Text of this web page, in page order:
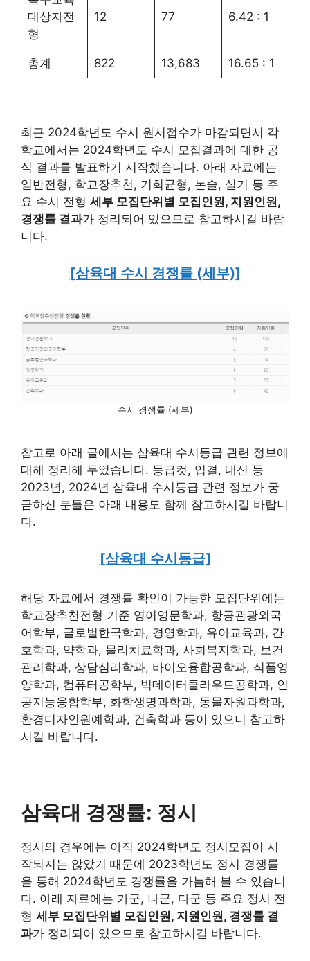
대상자전
형
12 77 6.42 : 1
총계 822 13,683 16.65 : 1
최근 2024학년도 수시 원서접수가 마감되면서 각
학교에서는 2024학년도 수시 모집결과에 대한 공
식 결과를 발표하기 시작했습니다. 아래 자료에는
일반전형, 학교장추천, 기회균형, 논술, 실기 등 주
요 수시 전형 세부 모집단위별 모집인원, 지원인원,
경쟁률 결과가 정리되어 있으므로 참고하시길 바랍
니다.
[삼육대 수시 경쟁률 (세부)]
수시 경쟁률 (세부)
참고로 아래 글에서는 삼육대 수시등급 관련 정보에
대해 정리해 두었습니다. 등급컷, 입결, 내신 등
2023년, 2024년 삼육대 수시등급 관련 정보가 궁
금하신 분들은 아래 내용도 함께 참고하시길 바랍니
다.
[삼육대 수시등급]
해당 자료에서 경쟁률 확인이 가능한 모집단위에는
학교장추천전형 기준 영어영문학과, 항공관광외국
어학부, 글로벌한국학과, 경영학과, 유아교육과, 간
호학과, 약학과, 물리치료학과, 사회복지학과, 보건
관리학과, 상담심리학과, 바이오융합공학과, 식품영
양학과, 컴퓨터공학부, 빅데이터클라우드공학과, 인
공지능융합학부, 화학생명과학과, 동물자원과학과,
환경디자인원예학과, 건축학과 등이 있으니 참고하
시길 바랍니다.
삼육대 경쟁률: 정시
정시의 경우에는 아직 2024학년도 정시모집이 시
작되지는 않았기 때문에 2023학년도 정시 경쟁률
을 통해 2024학년도 경쟁률을 가늠해 볼 수 있습니
다. 아래 자료에는 가군, 나군, 다군 등 주요 정시 전
형 세부 모집단위별 모집인원, 지원인원, 경쟁률 결
과가 정리되어 있으므로 참고하시길 바랍니다.